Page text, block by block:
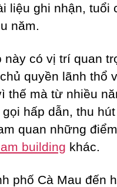
liệu ghi nhận, tuổi
năm.
này có vị trí quan
quyền lãnh thổ
thế mà từ nhiều
gọi hấp dẫn, thu
quan những
building khác.
phố Cà Mau đến